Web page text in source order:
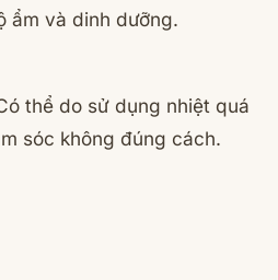
ẩm và dinh dưỡng.
thể do sử dụng nhiệt quá
sóc không đúng cách.